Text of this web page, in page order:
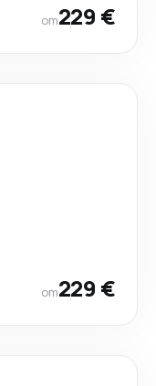
от229 €
от229 €